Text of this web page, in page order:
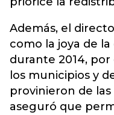
Además, el
como la joya de
durante 2014,
los municipios y
provinieron de las
aseguró que